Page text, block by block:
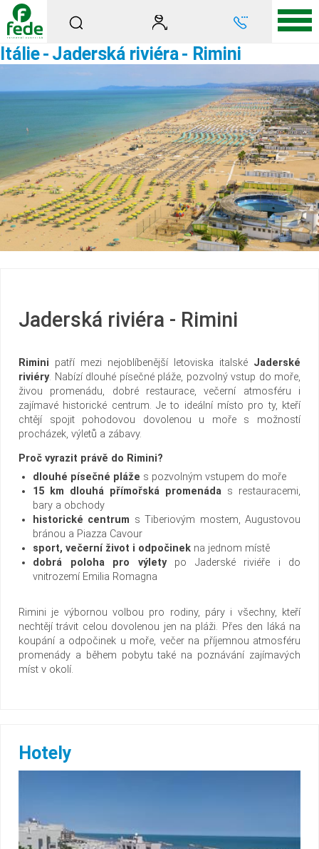
Itálie- Jaderská riviéra- Rimini
Jaderská riviéra - Rimini
Rimini patří mezi nejoblíbenější letoviska italské Jaderské
riviéry. Nabízí dlouhé písečné pláže, pozvolný vstup do moře,
živou promenádu, dobré restaurace, večerní atmosféru i
zajímavé historické centrum. Je to ideální místo pro ty, kteří
chtějí spojit pohodovou dovolenou u moře s možností
procházek, výletů a zábavy.
Proč vyrazit právě do Rimini?
dlouhé písečné pláže s pozvolným vstupem do moře
15 km dlouhá přímořská promenáda s restauracemi,
bary a obchody
historické centrum s Tiberiovým mostem, Augustovou
bránou a Piazza Cavour
sport, večerní život i odpočinek na jednom místě
dobrá poloha pro výletypo Jaderské riviéře i do
vnitrozemí Emilia Romagna
Rimini je výbornou volbou pro rodiny, páry i všechny, kteří
nechtějí trávit celou dovolenou jen na pláži. Přes den láká na
koupání a odpočinek u moře, večer na příjemnou atmosféru
promenády a během pobytu také na poznávání zajímavých
míst v okolí.
Hotely